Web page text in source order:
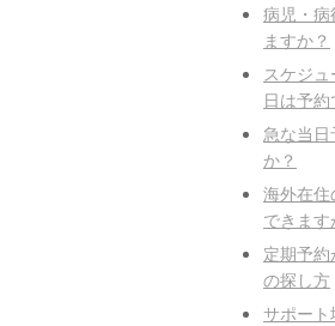
病児・病
ますか？
スケジ
日は予
急な当
か？
海外在
できます
定期予
の探し方
サポー